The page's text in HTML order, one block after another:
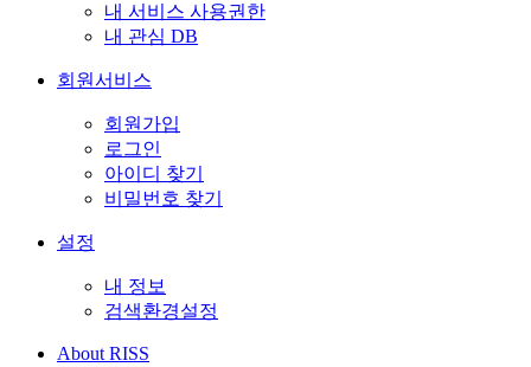
내 서비스 사용권한
내 관심 DB
회원서비스
회원가입
로그인
아이디 찾기
비밀번호 찾기
설정
내 정보
검색환경설정
About RISS